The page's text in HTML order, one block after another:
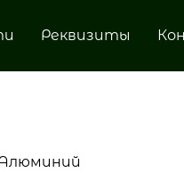
Реквизиты